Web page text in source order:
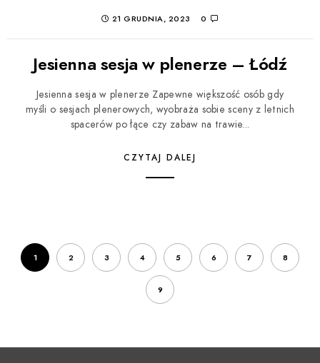
21 GRUDNIA, 2023 0
Jesienna sesja w plenerze – Łódź
Jesienna sesja w plenerze Zapewne większość osób gdy
myśli o sesjach plenerowych, wyobraża sobie sceny z letnich
spacerów po łące czy zabaw na trawie...
CZYTAJ DALEJ
1 2 3 4 5 6 7 8
9